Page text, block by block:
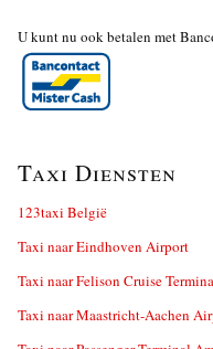
U kunt nu ook betalen met
Taxi Diensten
123taxi België
Taxi naar Eindhoven Airport
Taxi naar Felison Cruise
Taxi naar Maastricht-Aachen